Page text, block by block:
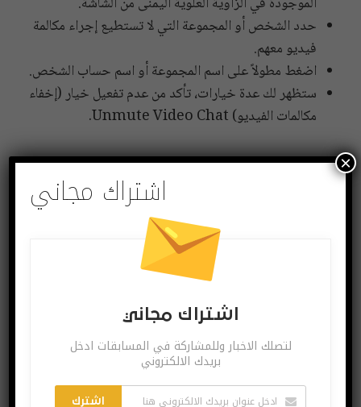
حدد الشخص أو المجموعة التي لا تستطيع إجراء مكالمة
فيديو معهم.
اضغط مطولاً على اسم المجموعة أو اسم حساب الشخص.
ستظهر لك عدة خيارات، تأكد من عدم تفعيل خيار (إخفاء
مكالمات الفيديو) Unmute Video Chat.
Facebook
Twitter
اشتراك مجاني
اشتراك مجاني
لتصلك الاخبار وللمشاركة في المسابقات ادخل
بريدك الالكتروني
اشترك
×